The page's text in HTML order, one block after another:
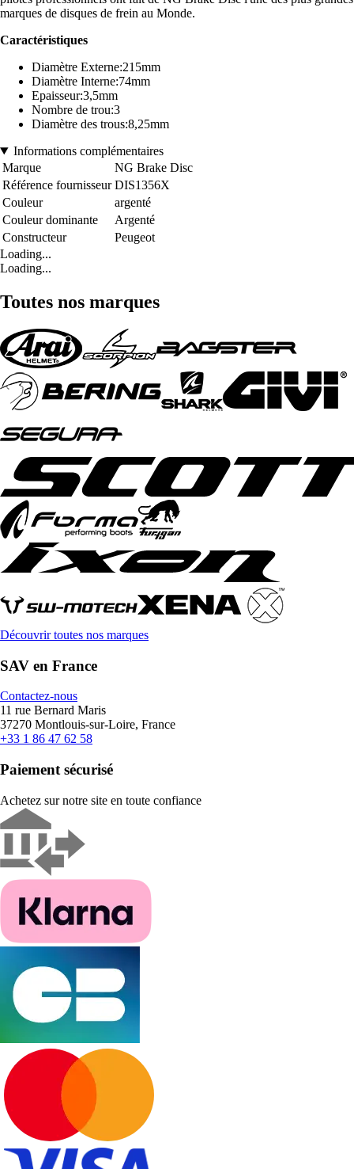
marques de disques de frein au Monde.
Caractéristiques
Diamètre Externe:215mm
Diamètre Interne:74mm
Epaisseur:3,5mm
Nombre de trou:3
Diamètre des trous:8,25mm
Informations complémentaires
Marque
NG Brake Disc
Référence fournisseur DIS1356X
Couleur
argenté
Couleur dominante
Argenté
Constructeur
Peugeot
Loading...
Loading...
Toutes nos marques
Découvrir toutes nos marques
SAV en France
Contactez-nous
11 rue Bernard Maris
37270 Montlouis-sur-Loire, France
+33 1 86 47 62 58
Paiement sécurisé
Achetez sur notre site en toute confiance